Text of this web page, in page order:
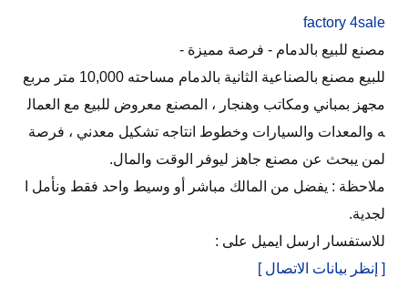
factory 4sale
مصنع للبيع بالدمام - فرصة مميزة -
للبيع مصنع بالصناعية الثانية بالدمام مساحته 10,000 متر مربع
مجهز بمباني ومكاتب وهنجار ، المصنع معروض للبيع مع العمال
ه والمعدات والسيارات وخطوط انتاجه تشكيل معدني ، فرصة
لمن يبحث عن مصنع جاهز ليوفر الوقت والمال.
ملاحظة : يفضل من المالك مباشر أو وسيط واحد فقط ونأمل ا
لجدية.
للاستفسار ارسل ايميل على :
[ إنظر بيانات الاتصال ]